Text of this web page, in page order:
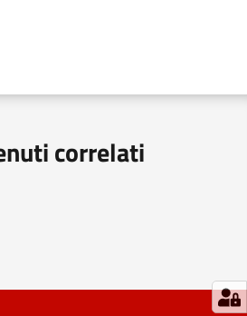
correlati